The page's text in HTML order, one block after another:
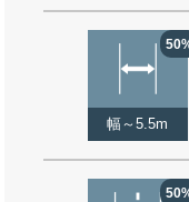
幅～5.5m